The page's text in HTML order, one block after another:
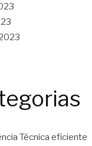
Técnica eficiente